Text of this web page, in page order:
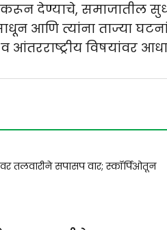
देण्याचे, समाजातील
आणि त्यांना ताज्या
व आंतरराष्ट्रीय विषयांवर